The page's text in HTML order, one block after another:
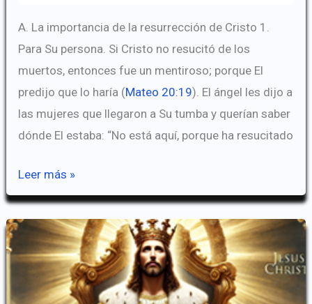
A. La importancia de la resurrección de Cristo 1.
Para Su persona. Si Cristo no resucitó de los
muertos, entonces fue un mentiroso; porque El
predijo que lo haría (Mateo 20:19). El ángel les dijo a
las mujeres que llegaron a Su tumba y querían saber
dónde El estaba: “No está aquí, porque ha resucitado
La
Resurrección
Leer más »